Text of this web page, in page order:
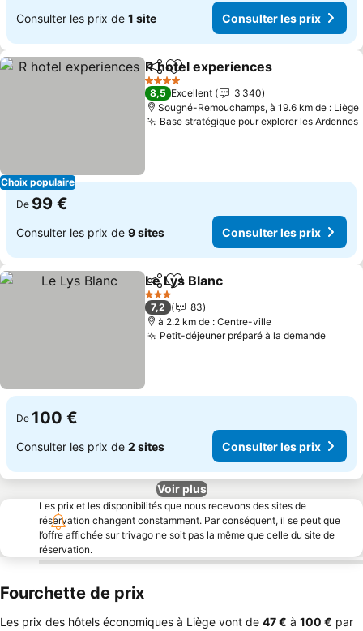
Consulter les prix de 1 site Consulter les prix
Choix populaire
PartagerAjouter à mes favoris
R hotel experiences
4 Étoiles
8,5 Excellent
3 340
Sougné-Remouchamps, à 19.6 km de : Liège
Base stratégique pour explorer les Ardennes
De 99 €
Consulter les prix de 9 sites Consulter les prix
PartagerAjouter à mes favoris
Le Lys Blanc
3 Étoiles
7,2
83
à 2.2 km de : Centre-ville
Petit-déjeuner préparé à la demande
De 100 €
Consulter les prix de 2 sites Consulter les prix
Voir plus
Les prix et les disponibilités que nous recevons des sites de
réservation changent constamment. Par conséquent, il se peut que
l’offre affichée sur trivago ne soit pas la même que celle du site de
réservation.
Fourchette de prix
Les prix des hôtels économiques à Liège vont de ‎47 € à ‎100 € par